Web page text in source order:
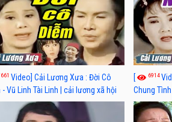
Video] Cải Lương Xưa : Đời Cô
- Vũ Linh Tài Linh | cải lương xã hội
[ 6914
Chung
lương xã